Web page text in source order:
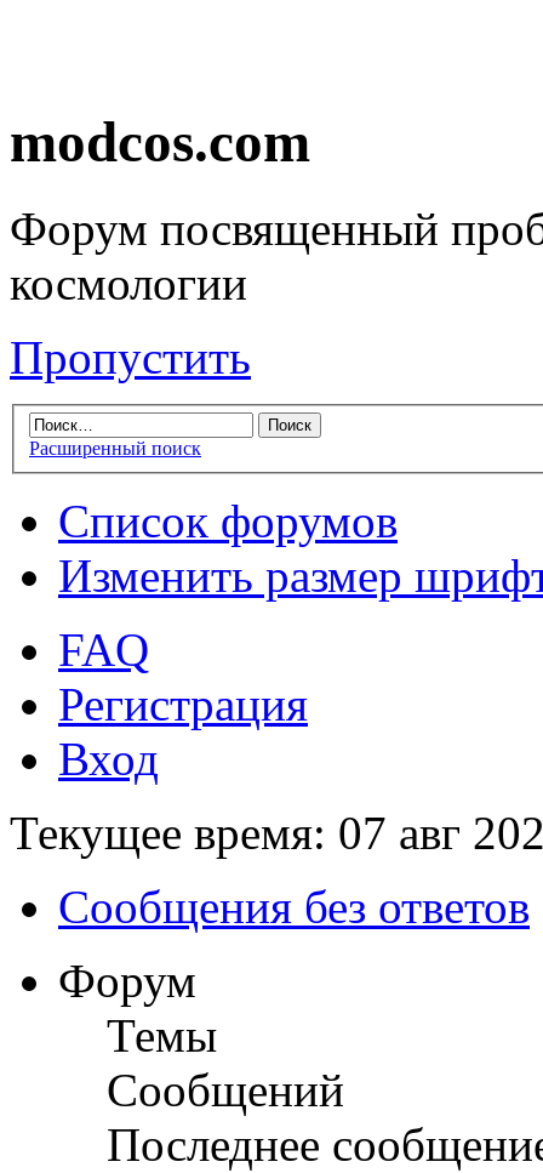
modcos.com
Форум посвященный
космологии
Пропустить
Расширенный поиск
Список форумов
Изменить размер
FAQ
Регистрация
Вход
Текущее время: 07 авг
Сообщения без ответов
Форум
Темы
Сообщений
Последнее